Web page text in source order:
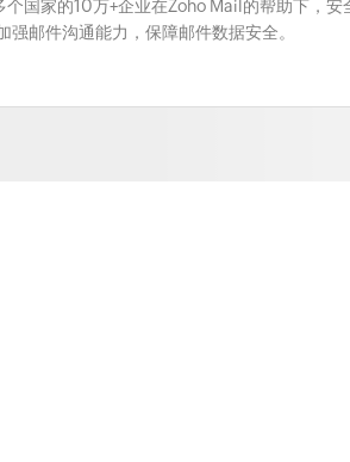
国家的10万+企业在Zoho Mail的帮助下，安
强邮件沟通能力，保障邮件数据安全。